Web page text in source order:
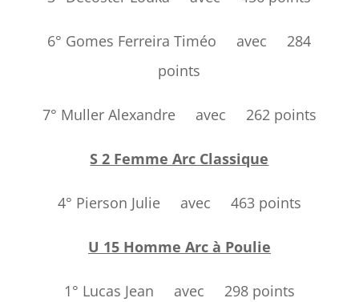
6° Gomes Ferreira Timéo avec 284
points
7° Muller Alexandre avec 262 points
S 2 Femme Arc Classique
4° Pierson Julie avec 463 points
U 15 Homme Arc à Poulie
1° Lucas Jean avec 298 points